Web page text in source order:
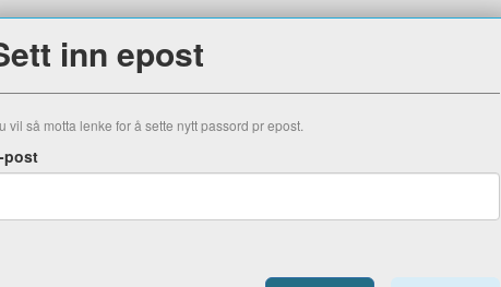
inn epost
vil så motta lenke for å sette nytt passord pr epost.
post